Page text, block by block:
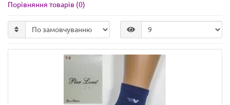
Порівняння товарів (0)